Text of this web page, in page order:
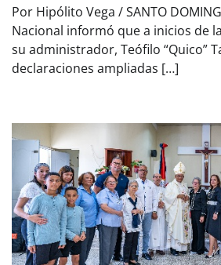
Por Hipólito Vega / SANTO
Nacional informó que a inicios de
su administrador, Teófilo “Quico”
declaraciones ampliadas […]